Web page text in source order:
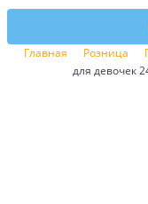
Главная Розница
для девочек